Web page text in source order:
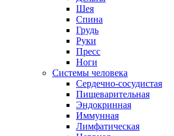
Шея
Спина
Грудь
Руки
Пресс
Ноги
Системы человека
Сердечно-сосудистая
Пищеварительная
Эндокринная
Иммунная
Лимфатическая